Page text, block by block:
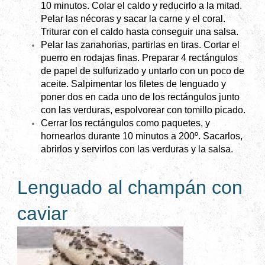
10 minutos. Colar el caldo y reducirlo a la mitad.
Pelar las nécoras y sacar la carne y el coral.
Triturar con el caldo hasta conseguir una salsa.
Pelar las zanahorias, partirlas en tiras. Cortar el
puerro en rodajas finas. Preparar 4 rectángulos
de papel de sulfurizado y untarlo con un poco de
aceite. Salpimentar los filetes de lenguado y
poner dos en cada uno de los rectángulos junto
con las verduras, espolvorear con tomillo picado.
Cerrar los rectángulos como paquetes, y
hornearlos durante 10 minutos a 200º. Sacarlos,
abrirlos y servirlos con las verduras y la salsa.
Lenguado al champán con
caviar